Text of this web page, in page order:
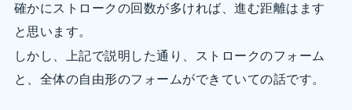
確かにストロークの回数が多ければ、進む距離はます
と思います。
しかし、上記で説明した通り、ストロークのフォーム
と、全体の自由形のフォームができていての話です。